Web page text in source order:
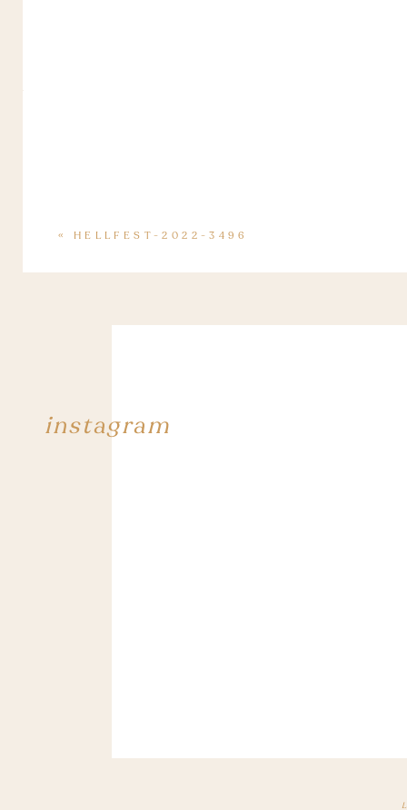
« HELLFEST-2022-3496
instagram